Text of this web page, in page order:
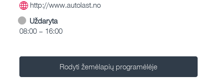
http://www.autolast.no
Uždaryta
08:00 – 16:00
Rodyti žemėlapių programėlėje